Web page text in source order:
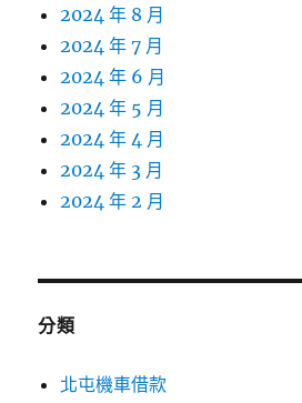
2024 年 8 月
2024 年 7 月
2024 年 6 月
2024 年 5 月
2024 年 4 月
2024 年 3 月
2024 年 2 月
分類
北屯機車借款